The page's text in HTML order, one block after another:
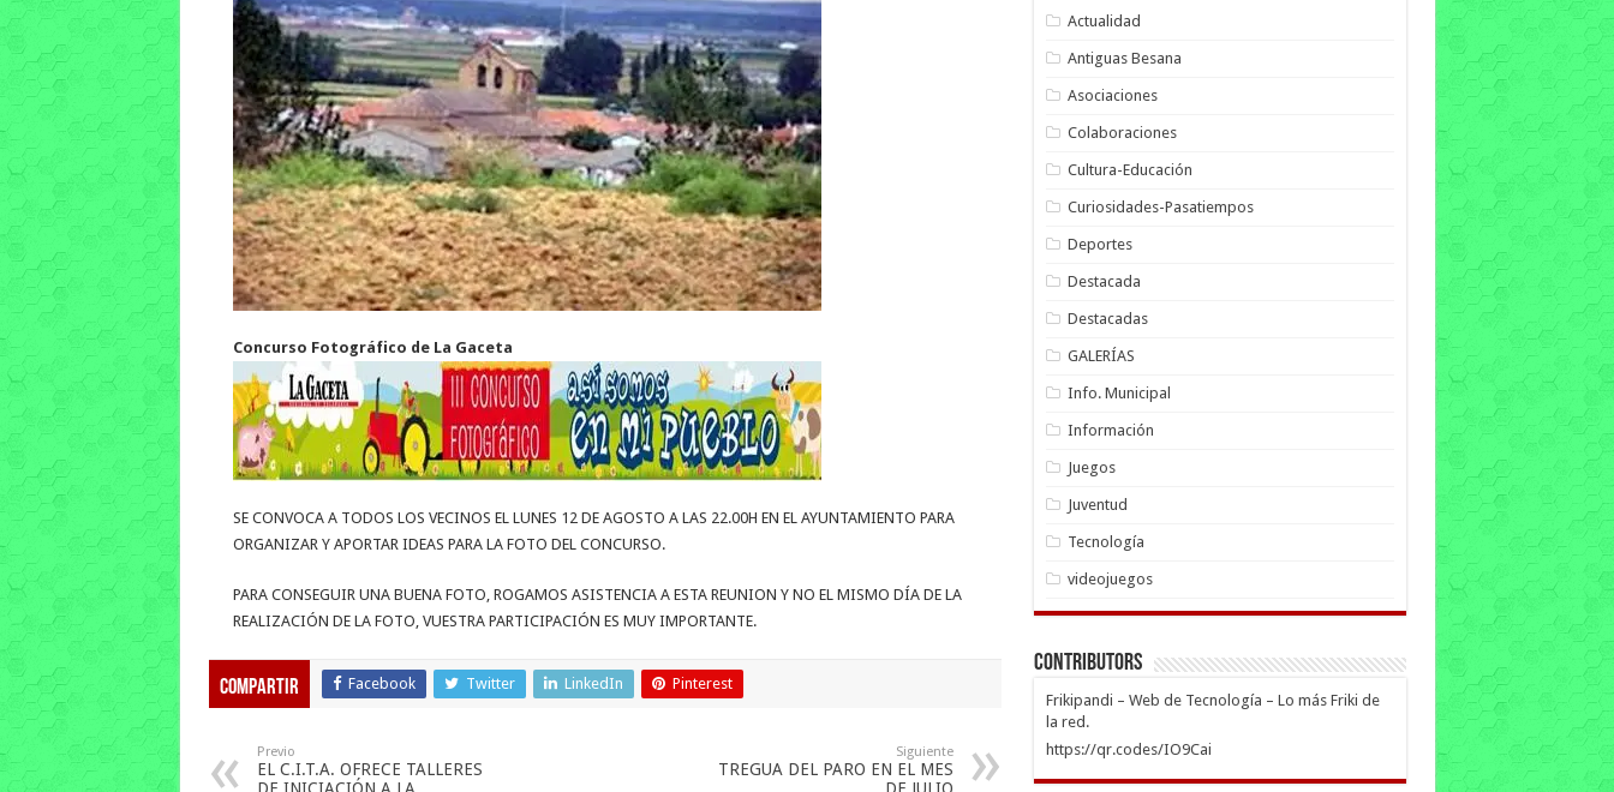
Concurso Fotográfico de La Gaceta
SE CONVOCA A TODOS LOS VECINOS EL LUNES 12 DE AGOSTO A LAS 22.00H EN EL AYUNTAMIENTO PARA
ORGANIZAR Y APORTAR IDEAS PARA LA FOTO DEL CONCURSO.
PARA CONSEGUIR UNA BUENA FOTO, ROGAMOS ASISTENCIA A ESTA REUNION Y NO EL MISMO DÍA DE LA
REALIZACIÓN DE LA FOTO, VUESTRA PARTICIPACIÓN ES MUY IMPORTANTE.
Compartir Facebook Twitter LinkedIn Pinterest
Previo
EL C.I.T.A. OFRECE TALLERES
Siguiente
TREGUA DEL PARO EN EL MES
Actualidad
Antiguas Besana
Asociaciones
Colaboraciones
Cultura-Educación
Curiosidades-Pasatiempos
Deportes
Destacada
Destacadas
GALERÍAS
Info. Municipal
Información
Juegos
Juventud
Tecnología
videojuegos
Contributors
Frikipandi – Web de Tecnología – Lo más Friki de
la red.
https://qr.codes/IO9Cai